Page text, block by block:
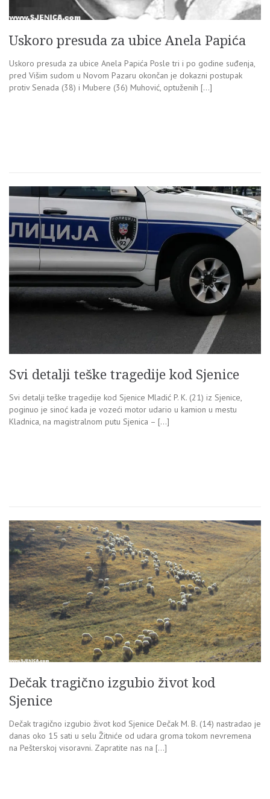
Uskoro presuda za ubice Anela Papića
Uskoro presuda za ubice Anela Papića Posle tri i po godine suđenja,
pred Višim sudom u Novom Pazaru okončan je dokazni postupak
protiv Senada (38) i Mubere (36) Muhović, optuženih […]
Svi detalji teške tragedije kod Sjenice
Svi detalji teške tragedije kod Sjenice Mladić P. K. (21) iz Sjenice,
poginuo je sinoć kada je vozeći motor udario u kamion u mestu
Kladnica, na magistralnom putu Sjenica – […]
Dečak tragično izgubio život kod
Sjenice
Dečak tragično izgubio život kod Sjenice Dečak M. B. (14) nastradao je
danas oko 15 sati u selu Žitniće od udara groma tokom nevremena
na Pešterskoj visoravni. Zapratite nas na […]